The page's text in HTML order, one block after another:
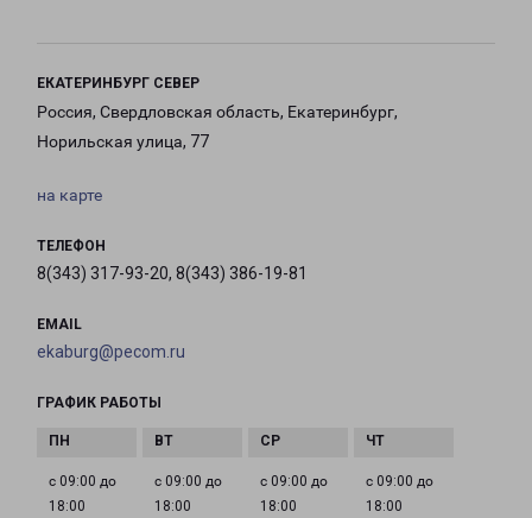
ЕКАТЕРИНБУРГ СЕВЕР
Россия, Свердловская область, Екатеринбург,
Норильская улица, 77
на карте
ТЕЛЕФОН
8(343) 317-93-20, 8(343) 386-19-81
EMAIL
ekaburg@pecom.ru
ГРАФИК РАБОТЫ
с 09:00 до
18:00
с 09:00 до
18:00
с 09:00 до
18:00
с 09:00 до
18:00